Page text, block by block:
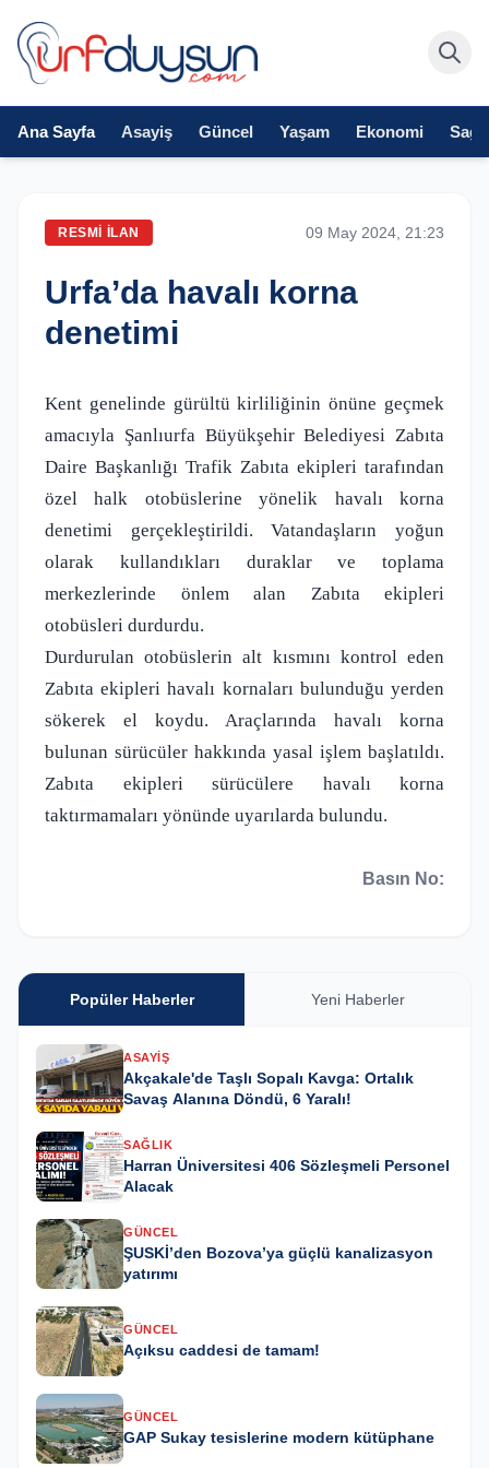
Ana Sayfa Asayiş Güncel Yaşam Ekonomi
RESMI İLAN 09 May 2024, 21:23
Urfa’da havalı korna
denetimi
Kent genelinde gürültü kirliliğinin önüne geçmek
amacıyla Şanlıurfa Büyükşehir Belediyesi Zabıta
Daire Başkanlığı Trafik Zabıta ekipleri tarafından
özel halk otobüslerine yönelik havalı korna
denetimi gerçekleştirildi. Vatandaşların yoğun
olarak kullandıkları duraklar ve toplama
merkezlerinde önlem alan Zabıta ekipleri
otobüsleri durdurdu.
Durdurulan otobüslerin alt kısmını kontrol eden
Zabıta ekipleri havalı kornaları bulunduğu yerden
sökerek el koydu. Araçlarında havalı korna
bulunan sürücüler hakkında yasal işlem başlatıldı.
Zabıta ekipleri sürücülere havalı korna
taktırmamaları yönünde uyarılarda bulundu.
Basın No:
Popüler Haberler Yeni Haberler
ASAYIŞ
Akçakale'de Taşlı Sopalı Kavga: Ortalık
Savaş Alanına Döndü, 6 Yaralı!
SAĞLIK
Harran Üniversitesi 406 Sözleşmeli Personel
Alacak
GÜNCEL
ŞUSKİ’den Bozova’ya güçlü kanalizasyon
yatırımı
GÜNCEL
Açıksu caddesi de tamam!
GÜNCEL
GAP Sukay tesislerine modern kütüphane